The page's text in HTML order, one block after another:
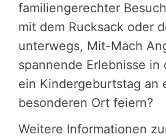
familiengerechter
mit dem Rucksack oder
unterwegs, Mit-Mach
spannende Erlebnisse in
ein Kindergeburtstag an
besonderen Ort feiern?
Weitere Informationen